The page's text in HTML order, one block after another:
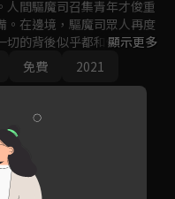
間驅魔司召集青年才俊重
。在邊境，驅魔司眾人再度
切的背後似乎都和傳説中的
顯示更多
免費 2021